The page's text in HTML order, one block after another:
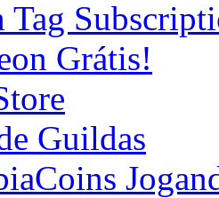
Tag
Grátis!
Guildas